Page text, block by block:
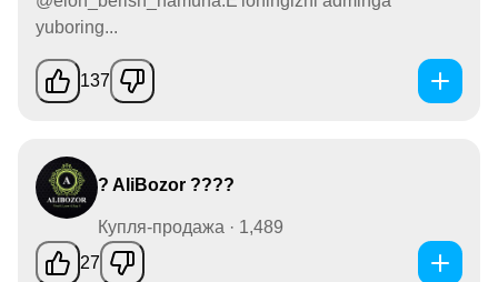
yuboring...
137
? AliBozor ????
Купля-продажа · 1,489
27